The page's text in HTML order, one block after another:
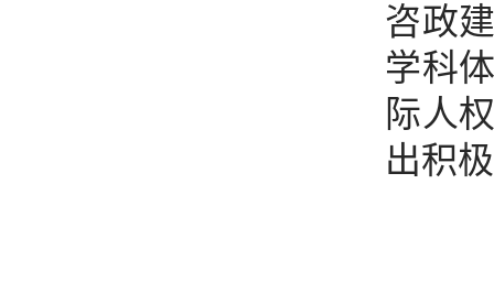
咨政
学科
际人
出积